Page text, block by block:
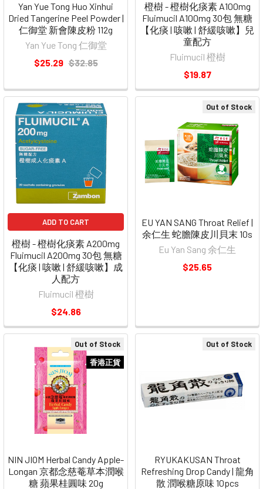
Out of Stock
EU YAN SANG Throat Relief |
余仁生 蛇膽陳皮川貝末 10s
Eu Yan Sang 余仁生
$25.65
Out of Stock
香港正貨
NIN JIOM Herbal Candy Apple-
Longan 京都念慈菴草本潤喉
糖 蘋果桂圓味 20g
Out of Stock
RYUKAKUSAN Throat
Refreshing Drop Candy | 龍角
散 潤喉糖原味 10pcs
Yan Yue Tong Huo Xinhui
Dried Tangerine Peel Powder |
仁御堂 新會陳皮粉 112g
Yan Yue Tong 仁御堂
$25.29 $32.85
橙樹 - 橙樹化痰素 A100mg
Fluimucil A100mg 30包 無糖
【化痰 | 咳嗽 | 舒緩咳嗽】兒
童配方
Fluimucil 橙樹
$19.87
ADD TO CART
橙樹 - 橙樹化痰素 A200mg
Fluimucil A200mg 30包 無糖
【化痰 | 咳嗽 | 舒緩咳嗽】成
人配方
Fluimucil 橙樹
$24.86